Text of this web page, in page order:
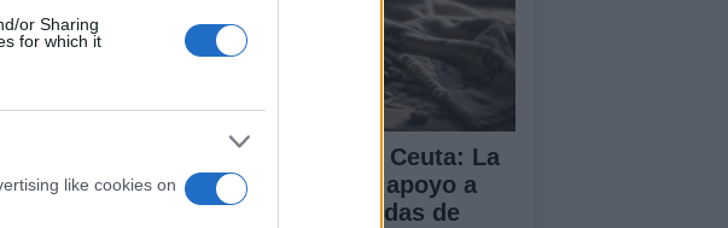
or Sharing
for which it
like cookies on
Esto
a pesar de
Crisis migratoria en Ceuta: La
UE dividida entre el apoyo a
España y las demandas de